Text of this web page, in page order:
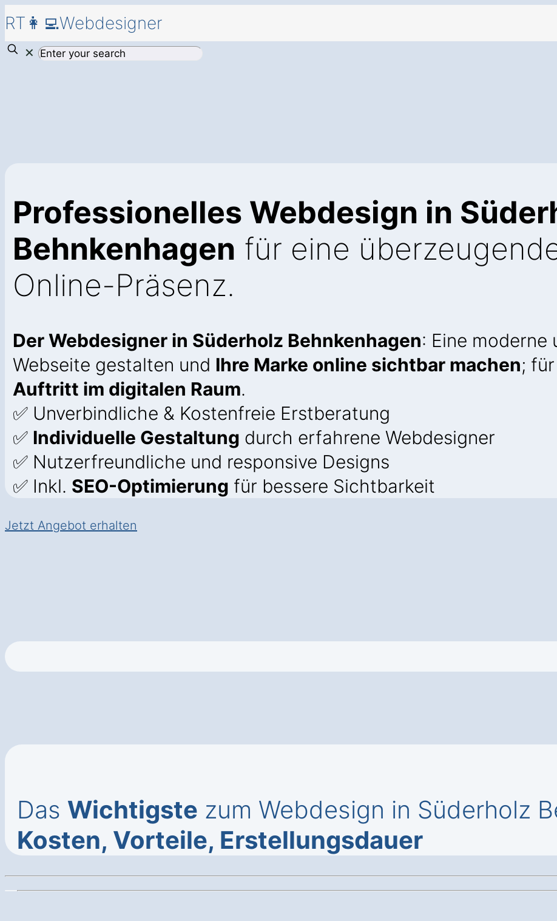
RT👩‍💻Webdesigner
✕
Professionelles Webdesign in
Behnkenhagen für eine
Online-Präsenz.
Der Webdesigner in Süderholz Behnkenhagen: Eine moderne
Webseite gestalten und Ihre Marke online sichtbar machen;
Auftritt im digitalen Raum.
✅ Unverbindliche & Kostenfreie Erstberatung
✅ Individuelle Gestaltung durch erfahrene Webdesigner
✅ Nutzerfreundliche und responsive Designs
✅ Inkl. SEO-Optimierung für bessere Sichtbarkeit
Jetzt Angebot erhalten
Das Wichtigste zum Webdesign in Süderholz
Kosten, Vorteile, Erstellungsdauer